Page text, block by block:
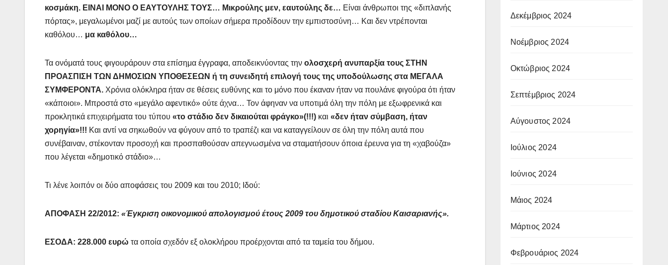
κοσμάκη. ΕΙΝΑΙ ΜΟΝΟ Ο ΕΑΥΤΟΥΛΗΣ ΤΟΥΣ… Μικρούλης μεν, εαυτούλης δε… Είναι άνθρωποι της «διπλανής
πόρτας», μεγαλωμένοι μαζί με αυτούς των οποίων σήμερα προδίδουν την εμπιστοσύνη… Και δεν ντρέπονται
καθόλου… μα καθόλου…
Τα ονόματά τους φιγουράρουν στα επίσημα έγγραφα, αποδεικνύοντας την ολοσχερή ανυπαρξία τους ΣΤΗΝ
ΠΡΟΑΣΠΙΣΗ ΤΩΝ ΔΗΜΟΣΙΩΝ ΥΠΟΘΕΣΕΩΝ ή τη συνειδητή επιλογή τους της υποδούλωσης στα ΜΕΓΑΛΑ
ΣΥΜΦΕΡΟΝΤΑ. Χρόνια ολόκληρα ήταν σε θέσεις ευθύνης και το μόνο που έκαναν ήταν να πουλάνε φιγούρα ότι ήταν
«κάποιοι». Μπροστά στο «μεγάλο αφεντικό» ούτε άχνα… Τον άφηναν να υποτιμά όλη την πόλη με εξωφρενικά και
προκλητικά επιχειρήματα του τύπου «το στάδιο δεν δικαιούται φράγκο»(!!!) και «δεν ήταν σύμβαση, ήταν
χορηγία»!!! Και αντί να σηκωθούν να φύγουν από το τραπέζι και να καταγγείλουν σε όλη την πόλη αυτά που
συνέβαιναν, στέκονταν προσοχή και προσπαθούσαν απεγνωσμένα να σταματήσουν όποια έρευνα για τη «χαβούζα»
που λέγεται «δημοτικό στάδιο»…
Τι λένε λοιπόν οι δύο αποφάσεις του 2009 και του 2010; Ιδού:
ΑΠΟΦΑΣΗ 22/2012: «Έγκριση οικονομικού απολογισμού έτους 2009 του δημοτικού σταδίου Καισαριανής».
ΕΣΟΔΑ: 228.000 ευρώ τα οποία σχεδόν εξ ολοκλήρου προέρχονται από τα ταμεία του δήμου.
Δεκέμβριος 2024
Νοέμβριος 2024
Οκτώβριος 2024
Σεπτέμβριος 2024
Αύγουστος 2024
Ιούλιος 2024
Ιούνιος 2024
Μάιος 2024
Μάρτιος 2024
Φεβρουάριος 2024